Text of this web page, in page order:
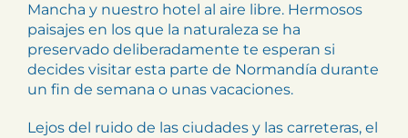
Mancha y nuestro hotel al aire libre. Hermosos
paisajes en los que la naturaleza se ha
preservado deliberadamente te esperan si
decides visitar esta parte de Normandía durante
un fin de semana o unas vacaciones.
Lejos del ruido de las ciudades y las carreteras, el